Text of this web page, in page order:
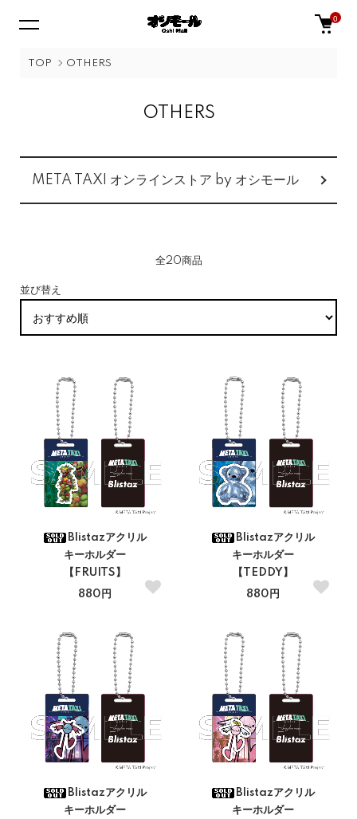
0
TOP OTHERS
OTHERS
カテゴリー一覧
META TAXI オンラインストア by オシモール
全20商品
並び替え
Blistazアクリル
キーホルダー
【FRUITS】
880円
Blistazアクリル
キーホルダー
【TEDDY】
880円
Blistazアクリル
キーホルダー
Blistazアクリル
キーホルダー